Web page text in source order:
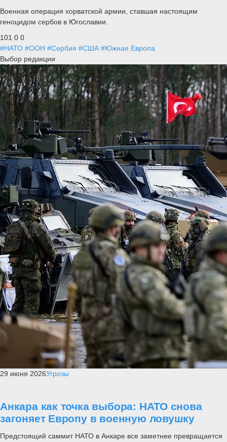
Военная операция хорватской армии, ставшая настоящим
геноцидом сербов в Югославии.
101 0 0
#НАТО #ООН #Сербия #США #Южная Европа
Выбор редакции
29 июня 2026Угрозы
Анкара как точка выбора: НАТО снова
загоняет Европу в военную ловушку
Предстоящий саммит НАТО в Анкаре все заметнее превращается